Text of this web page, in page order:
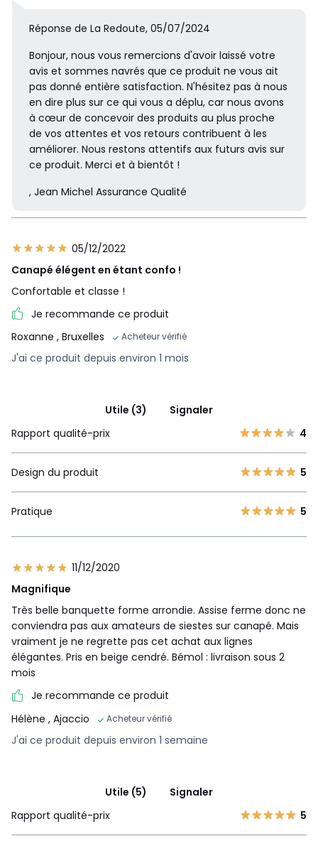
Caractéristiques environnementales de l’emballage
En savoir plus sur nos emballages
Réponse de La Redoute, 05/07/2024
Bonjour, nous vous remercions d'avoir laissé votre
avis et sommes navrés que ce produit ne vous ait
pas donné entière satisfaction. N'hésitez pas à nous
en dire plus sur ce qui vous a déplu, car nous avons
à cœur de concevoir des produits au plus proche
de vos attentes et vos retours contribuent à les
améliorer. Nous restons attentifs aux futurs avis sur
ce produit. Merci et à bientôt !
, Jean Michel Assurance Qualité
05/12/2022
Canapé élégent en étant confo !
Confortable et classe !
Je recommande ce produit
Roxanne , Bruxelles Acheteur vérifié
J'ai ce produit depuis environ 1 mois
Utile (3)
Signaler
Rapport qualité-prix
4
Design du produit 5
Pratique 5
11/12/2020
Magnifique
Très belle banquette forme arrondie. Assise ferme donc ne
conviendra pas aux amateurs de siestes sur canapé. Mais
vraiment je ne regrette pas cet achat aux lignes
élégantes. Pris en beige cendré. Bémol : livraison sous 2
mois
Je recommande ce produit
Hélène , Ajaccio Acheteur vérifié
J'ai ce produit depuis environ 1 semaine
Utile (5)
Signaler
Rapport qualité-prix
5